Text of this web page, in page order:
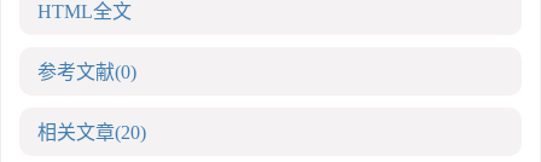
HTML全文
参考文献(0)
相关文章(20)